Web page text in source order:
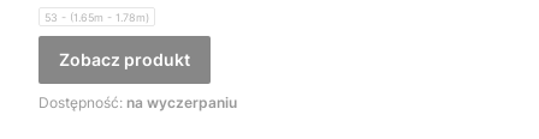
53 - (1.65m - 1.78m)
Zobacz produkt
Dostępność: na wyczerpaniu